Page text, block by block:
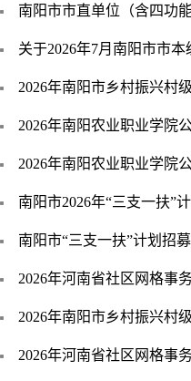
南阳市市直单位（含四功
关于2026年7月南阳市市
2026年南阳市乡村振兴村
2026年南阳农业职业学院
2026年南阳农业职业学院
南阳市2026年“三支一扶”
南阳市“三支一扶”计划招
2026年河南省社区网格事
2026年南阳市乡村振兴村
2026年河南省社区网格事